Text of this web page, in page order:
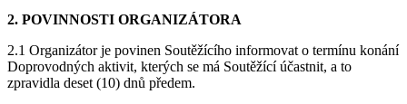
2. POVINNOSTI ORGANIZÁTORA
2.1 Organizátor je povinen Soutěžícího informovat o termínu konání
Doprovodných aktivit, kterých se má Soutěžící účastnit, a to
zpravidla deset (10) dnů předem.